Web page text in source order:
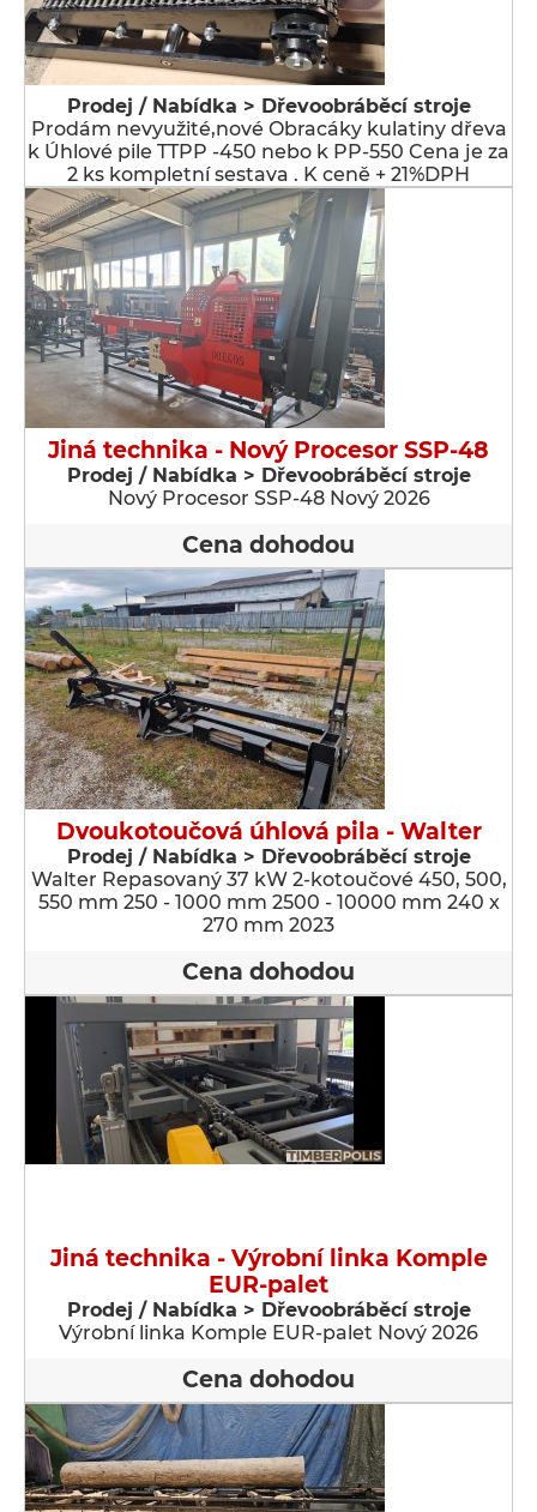
Prodej / Nabídka > Dřevoobráběcí stroje
Prodám nevyužité,nové Obracáky kulatiny dřeva
k Úhlové pile TTPP -450 nebo k PP-550 Cena je za
2 ks kompletní sestava . K ceně + 21%DPH
Jiná technika - Nový Procesor SSP-48
Prodej / Nabídka > Dřevoobráběcí stroje
Nový Procesor SSP-48 Nový 2026
Cena dohodou
Dvoukotoučová úhlová pila - Walter
Prodej / Nabídka > Dřevoobráběcí stroje
Walter Repasovaný 37 kW 2-kotoučové 450, 500,
550 mm 250 - 1000 mm 2500 - 10000 mm 240 x
270 mm 2023
Cena dohodou
Jiná technika - Výrobní linka Komple
EUR-palet
Prodej / Nabídka > Dřevoobráběcí stroje
Výrobní linka Komple EUR-palet Nový 2026
Cena dohodou